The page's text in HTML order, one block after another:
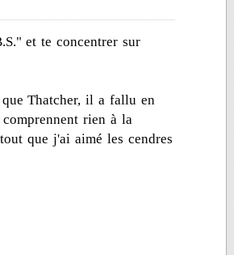
et te concentrer sur
Thatcher, il a fallu en
rien à la
que j'ai aimé les cendres